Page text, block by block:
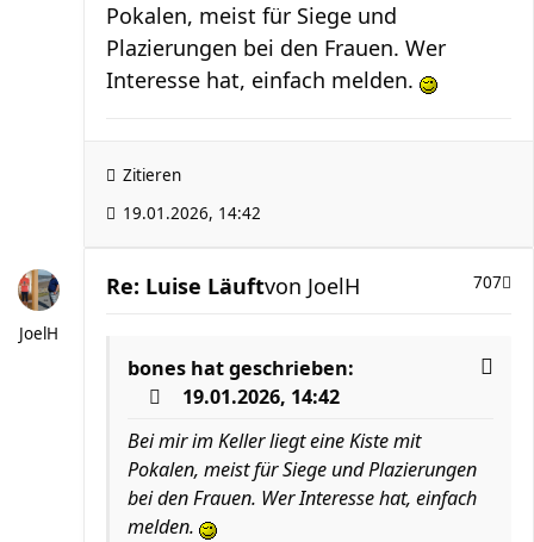
Pokalen, meist für Siege und
Plazierungen bei den Frauen. Wer
Interesse hat, einfach melden.
Zitieren
19.01.2026, 14:42
JoelH
Re: Luise Läuft 707
von JoelH
bones hat geschrieben:
19.01.2026, 14:42
Bei mir im Keller liegt eine Kiste mit
Pokalen, meist für Siege und Plazierungen
bei den Frauen. Wer Interesse hat, einfach
melden.